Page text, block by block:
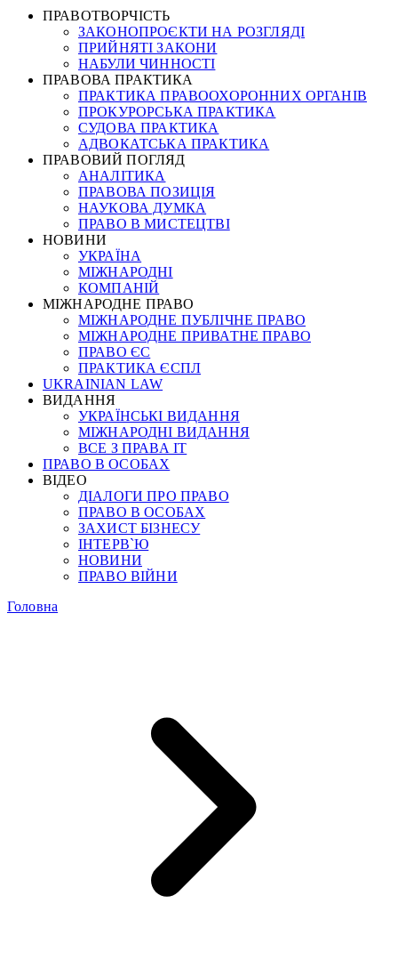
ПРАВОТВОРЧІСТЬ
ЗАКОНОПРОЄКТИ НА РОЗГЛЯДІ
ПРИЙНЯТІ ЗАКОНИ
НАБУЛИ ЧИННОСТІ
ПРАВОВА ПРАКТИКА
ПРАКТИКА ПРАВООХОРОННИХ ОРГАНІВ
ПРОКУРОРСЬКА ПРАКТИКА
СУДОВА ПРАКТИКА
АДВОКАТСЬКА ПРАКТИКА
ПРАВОВИЙ ПОГЛЯД
АНАЛІТИКА
ПРАВОВА ПОЗИЦІЯ
НАУКОВА ДУМКА
ПРАВО В МИСТЕЦТВІ
НОВИНИ
УКРАЇНА
МІЖНАРОДНІ
КОМПАНІЙ
МІЖНАРОДНЕ ПРАВО
МІЖНАРОДНЕ ПУБЛІЧНЕ ПРАВО
МІЖНАРОДНЕ ПРИВАТНЕ ПРАВО
ПРАВО ЄС
ПРАКТИКА ЄСПЛ
UKRAINIAN LAW
ВИДАННЯ
УКРАЇНСЬКІ ВИДАННЯ
МІЖНАРОДНІ ВИДАННЯ
ВСЕ З ПРАВА ІТ
ПРАВО В ОСОБАХ
ВІДЕО
ДІАЛОГИ ПРО ПРАВО
ПРАВО В ОСОБАХ
ЗАХИСТ БІЗНЕСУ
ІНТЕРВ`Ю
НОВИНИ
ПРАВО ВІЙНИ
Головна